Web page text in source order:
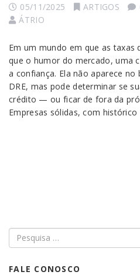
05/11/2025 ARTIGOS
ÁTRIO
Em um mundo em que as
que o humor do mercado, uma
a confiança. Ela não aparece no
DRE, mas pode determinar se
crédito — ou ficar de fora da
Empresas sólidas, com
FALE CONOSCO